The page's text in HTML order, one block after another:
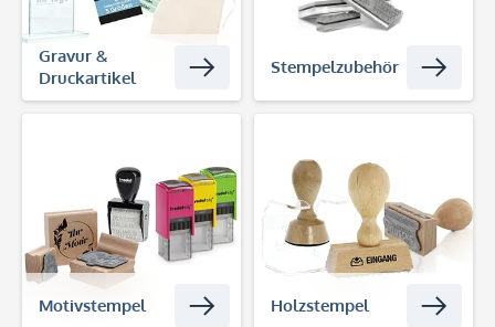
Gravur &
Druckartikel
Stempelzubehör
Motivstempel Holzstempel